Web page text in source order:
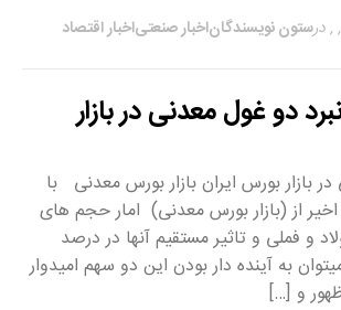
اخبار اقتصاد , اخبار صنعتی , ستون نویسندگاندر
دو غول معدنی در بازار
بازار بورس ایران بازار بورس معدنی با
از (بازار بورس معدنی) امار حجم های
و فملی و تاثیر مستقیم آنها در درصد
به آینده دار بودن این دو سهم امیدوار
و […]